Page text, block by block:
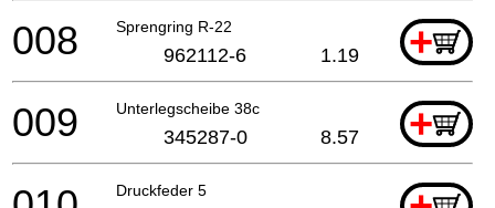
Sprengring R-22 +
008 962112-6 1.19
Unterlegscheibe 38c +
009 345287-0 8.57
Druckfeder 5